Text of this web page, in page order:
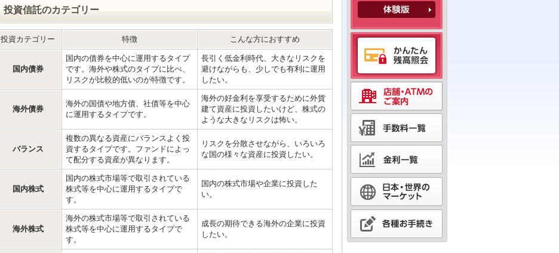
投資信託のカテゴリー
投資カテゴリー 特徴 こんな方におすすめ
国内債券
国内の債券を中心に運用するタイプ
です。海外や株式のタイプに比べ、
リスクが比較的低いのが特徴です。
長引く低金利時代、大きなリスクを
避けながらも、少しでも有利に運用
したい。
海外債券
海外の国債や地方債、社債等を中心
に運用するタイプです。
海外の好金利を享受するために外貨
建て資産に投資したいけど、株式の
ような大きなリスクは怖い。
バランス
複数の異なる資産にバランスよく投
資するタイプです。ファンドによっ
て配分する資産が異なります。
リスクを分散させながら、いろいろ
な国の様々な資産に投資したい。
国内株式
国内の株式市場等で取引されている
株式等を中心に運用するタイプで
す。
国内の株式市場や企業に投資した
い。
海外株式
海外の株式市場等で取引されている
株式等を中心に運用するタイプで
す。
成長の期待できる海外の企業に投資
したい。